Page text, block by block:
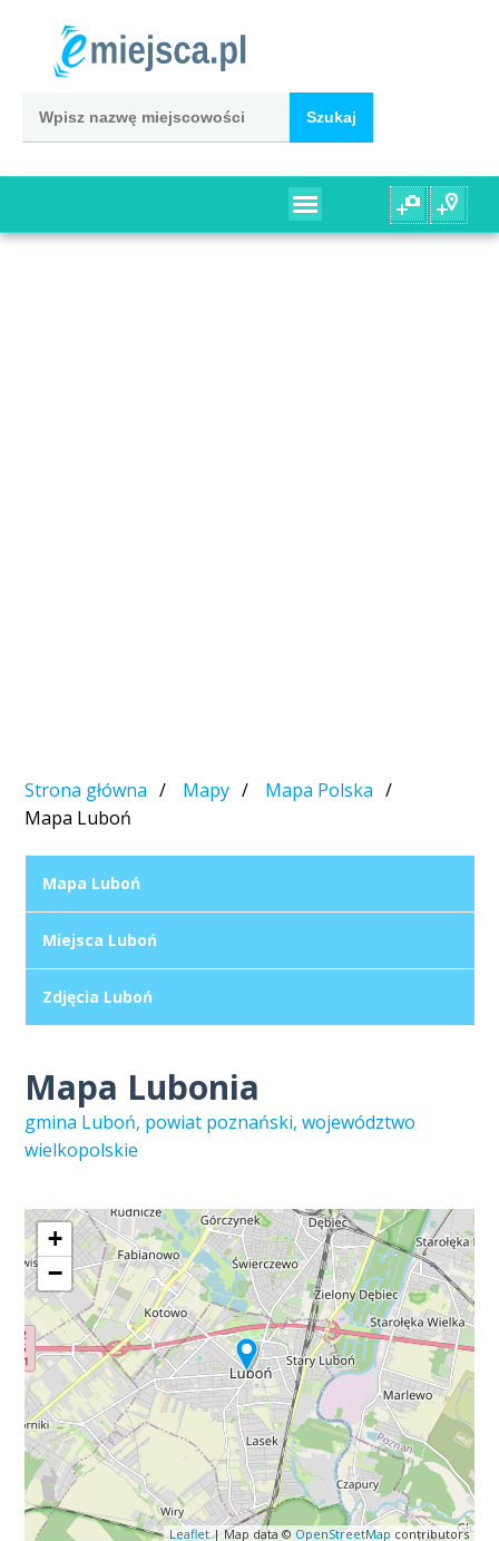
Strona główna Mapy
Mapa Polska
Mapa Luboń
Mapa Luboń
Miejsca Luboń
Zdjęcia Luboń
Mapa Lubonia
gmina Luboń, powiat poznański, województwo
wielkopolskie
+
−
Leaflet| Map data © OpenStreetMap contributors